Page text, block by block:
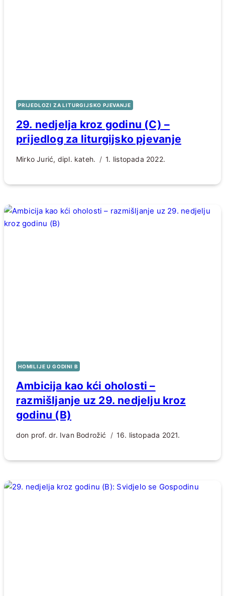
PRIJEDLOZI ZA LITURGIJSKO PJEVANJE
29. nedjelja kroz godinu (C) –
prijedlog za liturgijsko pjevanje
Mirko Jurić, dipl. kateh. 1. listopada 2022.
HOMILIJE U GODINI B
Ambicija kao kći oholosti –
razmišljanje uz 29. nedjelju kroz
godinu (B)
don prof. dr. Ivan Bodrožić 16. listopada 2021.